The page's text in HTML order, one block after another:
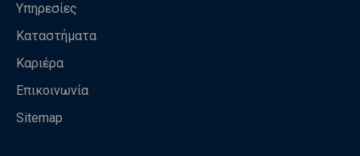
Υπηρεσίες
Καταστήματα
Καριέρα
Επικοινωνία
Sitemap